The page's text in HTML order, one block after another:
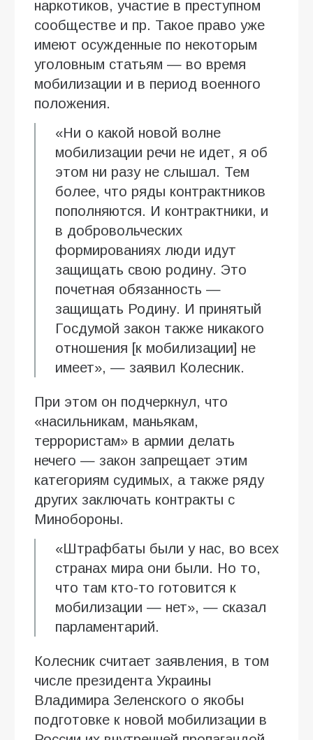
наркотиков, участие в преступном
сообществе и пр. Такое право уже
имеют осужденные по некоторым
уголовным статьям — во время
мобилизации и в период военного
положения.
«Ни о какой новой волне
мобилизации речи не идет, я об
этом ни разу не слышал. Тем
более, что ряды контрактников
пополняются. И контрактники, и
в добровольческих
формированиях люди идут
защищать свою родину. Это
почетная обязанность —
защищать Родину. И принятый
Госдумой закон также никакого
отношения [к мобилизации] не
имеет», — заявил Колесник.
При этом он подчеркнул, что
«насильникам, маньякам,
террористам» в армии делать
нечего — закон запрещает этим
категориям судимых, а также ряду
других заключать контракты с
Минобороны.
«Штрафбаты были у нас, во всех
странах мира они были. Но то,
что там кто-то готовится к
мобилизации — нет», — сказал
парламентарий.
Колесник считает заявления, в том
числе президента Украины
Владимира Зеленского о якобы
подготовке к новой мобилизации в